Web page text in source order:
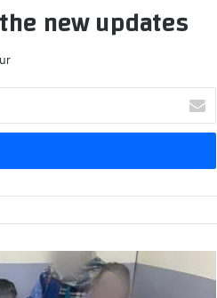
new updates!
بريدك
الإلكتروني
امرأة